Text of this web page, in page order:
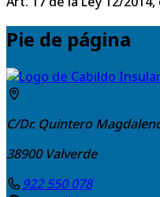
Pie de página
C/Dr. Quintero
38900 Valverde
922 550 078